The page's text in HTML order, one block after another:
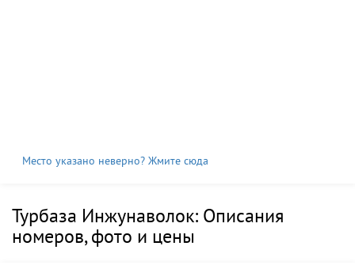
Место указано неверно? Жмите сюда
Турбаза Инжунаволок: Описания
номеров, фото и цены